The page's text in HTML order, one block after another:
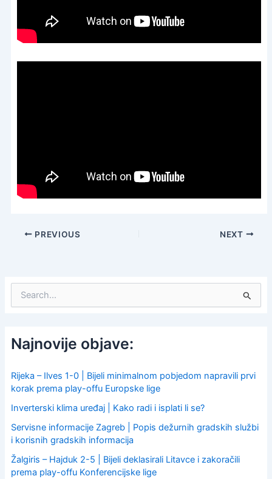
PREVIOUS NEXT
c
h
o
r
Najnovije objave:
Rijeka – Ilves 1-0 | Bijeli minimalnom pobjedom napravili prvi
korak prema play-offu Europske lige
Inverterski klima uređaj | Kako radi i isplati li se?
Servisne informacije Zagreb | Popis dežurnih gradskih službi
i korisnih gradskih informacija
Žalgiris – Hajduk 2-5 | Bijeli deklasirali Litavce i zakoračili
prema play-offu Konferencijske lige